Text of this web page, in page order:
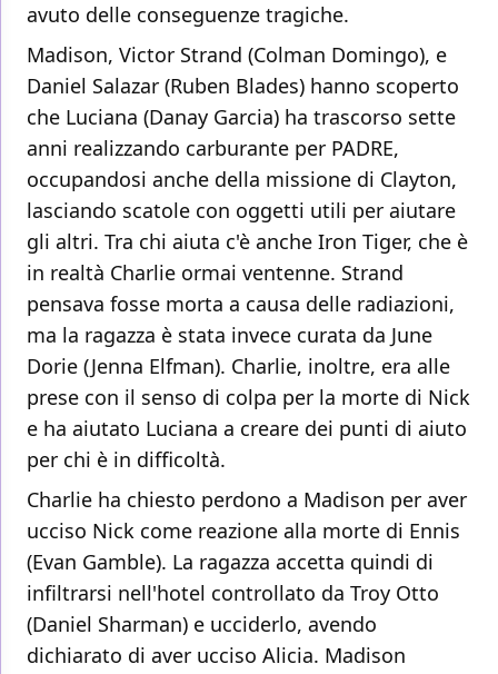
avuto delle conseguenze tragiche.
Madison, Victor Strand (Colman Domingo), e
Daniel Salazar (Ruben Blades) hanno scoperto
che Luciana (Danay Garcia) ha trascorso sette
anni realizzando carburante per PADRE,
occupandosi anche della missione di Clayton,
lasciando scatole con oggetti utili per aiutare
gli altri. Tra chi aiuta c'è anche Iron Tiger, che è
in realtà Charlie ormai ventenne. Strand
pensava fosse morta a causa delle radiazioni,
ma la ragazza è stata invece curata da June
Dorie (Jenna Elfman). Charlie, inoltre, era alle
prese con il senso di colpa per la morte di Nick
e ha aiutato Luciana a creare dei punti di aiuto
per chi è in difficoltà.
Charlie ha chiesto perdono a Madison per aver
ucciso Nick come reazione alla morte di Ennis
(Evan Gamble). La ragazza accetta quindi di
infiltrarsi nell'hotel controllato da Troy Otto
(Daniel Sharman) e ucciderlo, avendo
dichiarato di aver ucciso Alicia. Madison